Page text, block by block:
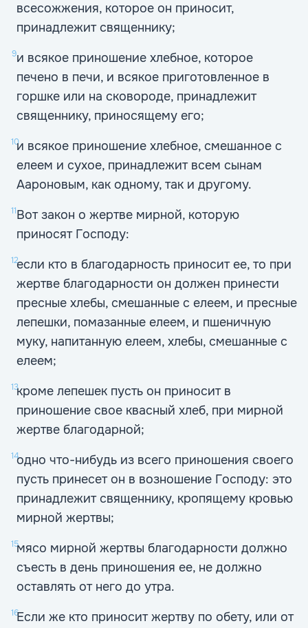
всесожжения, которое он приносит,
принадлежит священнику;
9и всякое приношение хлебное, которое
печено в печи, и всякое приготовленное в
горшке или на сковороде, принадлежит
священнику, приносящему его;
10и всякое приношение хлебное, смешанное с
елеем и сухое, принадлежит всем сынам
Аароновым, как одному, так и другому.
11Вот закон о жертве мирной, которую
приносят Господу:
12если кто в благодарность приносит ее, то при
жертве благодарности он должен принести
пресные хлебы, смешанные с елеем, и пресные
лепешки, помазанные елеем, и пшеничную
муку, напитанную елеем, хлебы, смешанные с
елеем;
13кроме лепешек пусть он приносит в
приношение свое квасный хлеб, при мирной
жертве благодарной;
14одно что-нибудь из всего приношения своего
пусть принесет он в возношение Господу: это
принадлежит священнику, кропящему кровью
мирной жертвы;
15мясо мирной жертвы благодарности должно
съесть в день приношения ее, не должно
оставлять от него до утра.
16Если же кто приносит жертву по обету, или от